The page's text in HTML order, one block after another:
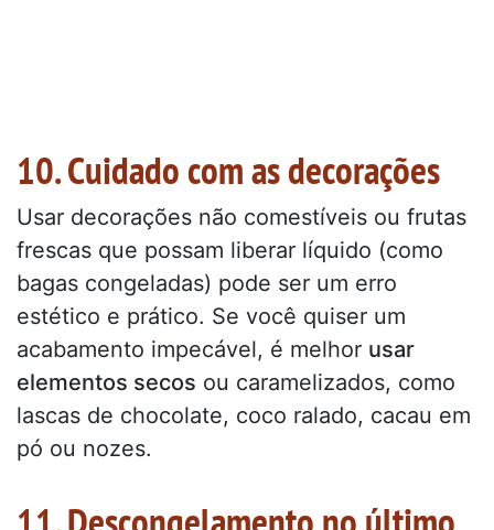
10. Cuidado com as decorações
Usar decorações não comestíveis ou frutas
frescas que possam liberar líquido (como
bagas congeladas) pode ser um erro
estético e prático. Se você quiser um
acabamento impecável, é melhor usar
elementos secos ou caramelizados, como
lascas de chocolate, coco ralado, cacau em
pó ou nozes.